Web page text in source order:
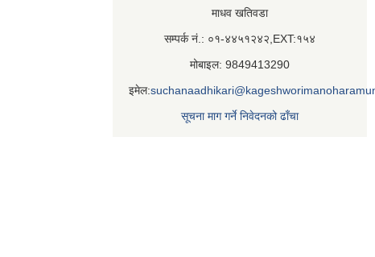
माधव खतिवडा
सम्पर्क नं.: ०१-४४५१२४२,EXT:१५४
मोबाइल: 9849413290
इमेल:
सूचना माग गर्ने निवेदनको ढाँचा